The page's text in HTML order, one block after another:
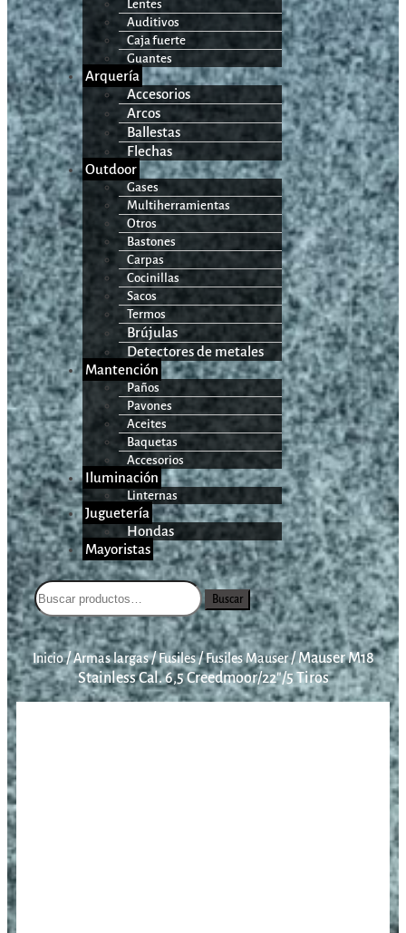
Lentes
Auditivos
Caja fuerte
Guantes
Arquería
Accesorios
Arcos
Ballestas
Flechas
Outdoor
Gases
Multiherramientas
Otros
Bastones
Carpas
Cocinillas
Sacos
Termos
Brújulas
Detectores de metales
Mantención
Paños
Pavones
Aceites
Baquetas
Accesorios
Iluminación
Linternas
Juguetería
Hondas
Mayoristas
Buscar
Inicio/Armas largas/Fusiles/Fusiles Mauser/Mauser M18
Stainless Cal. 6,5 Creedmoor/22″/5 Tiros